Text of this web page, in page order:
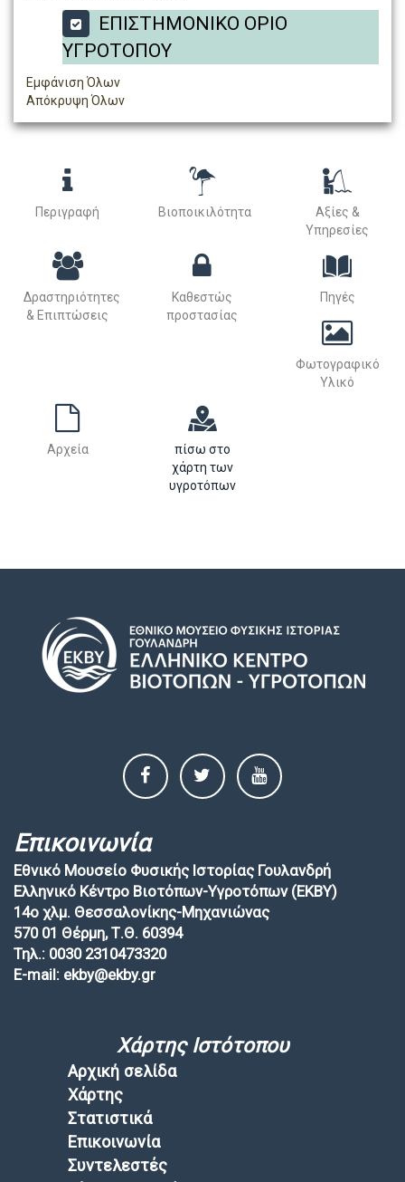
ΕΠΙΣΤΗΜΟΝΙΚΟ ΟΡΙΟ
ΥΓΡΟΤΟΠΟΥ
Εμφάνιση Όλων
Απόκρυψη Όλων
Περιγραφή Βιοποικιλότητα
Αξίες &
Υπηρεσίες
Δραστηριότητες
& Επιπτώσεις
Καθεστώς
προστασίας
Πηγές
Φωτογραφικό
Υλικό
Αρχεία
πίσω στο
χάρτη των
υγροτόπων
Επικοινωνία
Εθνικό Μουσείο Φυσικής Ιστορίας Γουλανδρή
Ελληνικό Κέντρο Βιοτόπων-Υγροτόπων (EKBY)
14ο χλμ. Θεσσαλονίκης-Μηχανιώνας
570 01 Θέρμη, Τ.Θ. 60394
Τηλ.: 0030 2310473320
E-mail: ekby@ekby.gr
Χάρτης Ιστότοπου
Αρχική σελίδα
Χάρτης
Στατιστικά
Επικοινωνία
Συντελεστές